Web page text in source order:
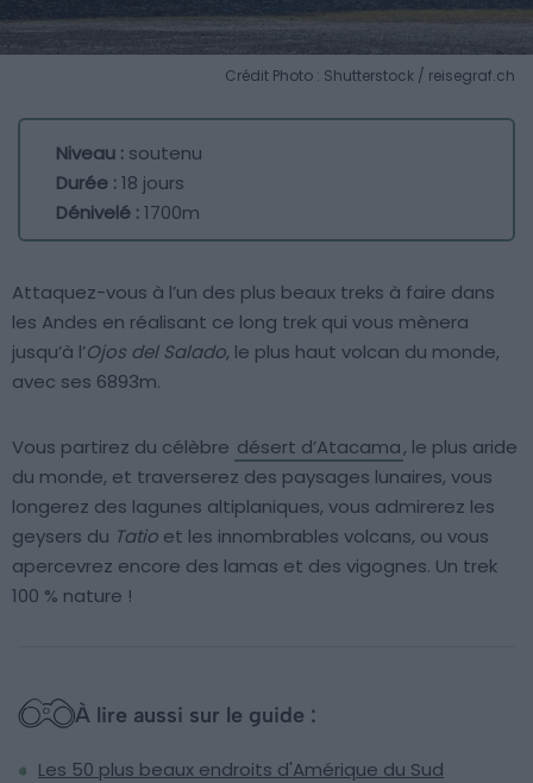
Crédit Photo : Shutterstock / reisegraf.ch
Niveau : soutenu
Durée :18 jours
Dénivelé :1700m
Attaquez-vous à l’un des plus beaux treks à faire dans
les Andes en réalisant ce long trek qui vous mènera
jusqu’à l’Ojos del Salado, le plus haut volcan du monde,
avec ses 6893m.
Vous partirez du célèbre désert d’Atacama, le plus aride
du monde, et traverserez des paysages lunaires, vous
longerez des lagunes altiplaniques, vous admirerez les
geysers du Tatio et les innombrables volcans, ou vous
apercevrez encore des lamas et des vigognes. Un trek
100 % nature !
À lire aussi sur le guide :
Les 50 plus beaux endroits d'Amérique du Sud